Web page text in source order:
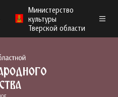
Министерство
культуры
Тверской области